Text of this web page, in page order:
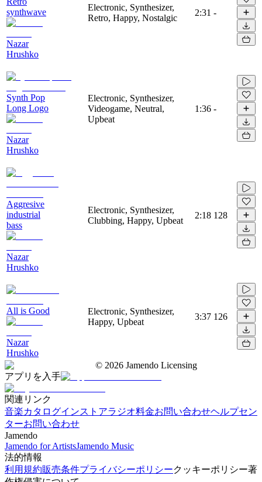
synthwave
Nazar
Hrushko
Electronic, Synthesizer,
Retro, Happy, Nostalgic
2:31 -
Synth Pop
Long Logo
Nazar
Hrushko
Electronic, Synthesizer,
Videogame, Neutral,
Upbeat
1:36 -
Aggresive
industrial
bass
Nazar
Hrushko
Electronic, Synthesizer,
Clubbing, Happy, Upbeat
2:18 128
All is Good
Nazar
Hrushko
Electronic, Synthesizer,
Happy, Upbeat
3:37 126
© 2026 Jamendo Licensing
アプリを入手
関連リンク
音楽カタログインストアラジオ料金お問い合わせヘルプセン
ターお問い合わせ
Jamendo
Jamendo for ArtistsJamendo Music
法的情報
利用規約販売条件プライバシーポリシークッキーポリシー著